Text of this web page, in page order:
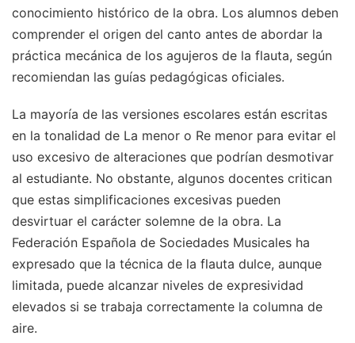
conocimiento histórico de la obra. Los alumnos deben
comprender el origen del canto antes de abordar la
práctica mecánica de los agujeros de la flauta, según
recomiendan las guías pedagógicas oficiales.
La mayoría de las versiones escolares están escritas
en la tonalidad de La menor o Re menor para evitar el
uso excesivo de alteraciones que podrían desmotivar
al estudiante. No obstante, algunos docentes critican
que estas simplificaciones excesivas pueden
desvirtuar el carácter solemne de la obra. La
Federación Española de Sociedades Musicales ha
expresado que la técnica de la flauta dulce, aunque
limitada, puede alcanzar niveles de expresividad
elevados si se trabaja correctamente la columna de
aire.